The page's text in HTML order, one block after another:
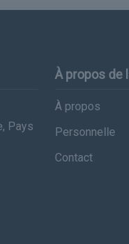
Pays
À propos de
À propos
Personnelle
Contact